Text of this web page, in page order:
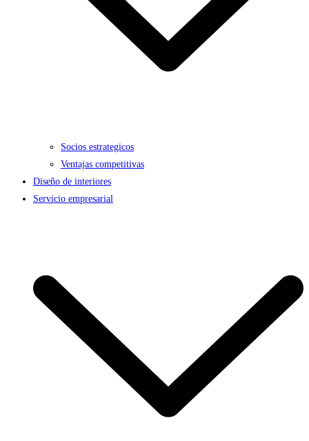
Socios estrategicos
Ventajas competitivas
Diseño de interiores
Servicio empresarial